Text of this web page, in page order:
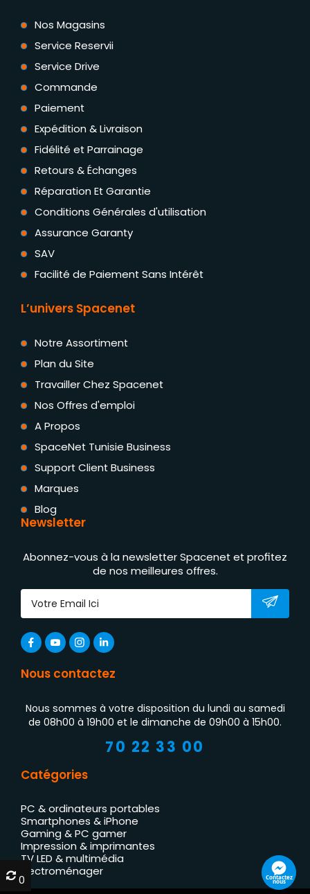
Nos Magasins
Service Reservii
Service Drive
Commande
Paiement
Expédition & Livraison
Fidélité et Parrainage
Retours & Échanges
Réparation Et Garantie
Conditions Générales d'utilisation
Assurance Garanty
SAV
Facilité de Paiement Sans Intérêt
L’univers Spacenet
Notre Assortiment
Plan du Site
Travailler Chez Spacenet
Nos Offres d'emploi
A Propos
SpaceNet Tunisie Business
Support Client Business
Marques
Blog
Newsletter
Abonnez-vous à la newsletter Spacenet et profitez
de nos meilleures offres.
Nous contactez
Nous sommes à votre disposition du lundi au samedi
de 08h00 à 19h00 et le dimanche de 09h00 à 15h00.
70 22 33 00
Catégories
PC & ordinateurs portables
Smartphones & iPhone
Gaming & PC gamer
Impression & imprimantes
TV LED & multimédia
Électroménager
Contactez
nous
0
0